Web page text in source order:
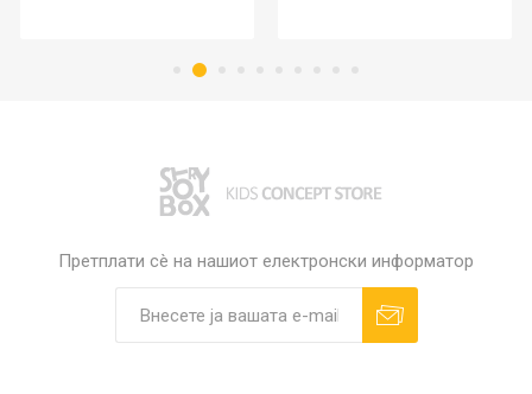
Претплати сè на нашиот електронски информатор